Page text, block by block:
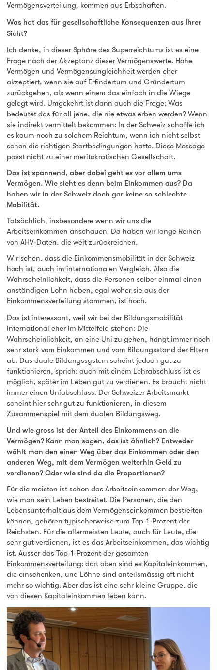
Vermögensverteilung, kommen aus Erbschaften.
Was hat das für gesellschaftliche Konsequenzen aus Ihrer
Sicht?
Ich denke, in dieser Sphäre des Superreichtums ist es eine
Frage nach der Akzeptanz dieser Vermögenswerte. Hohe
Vermögen und Vermögensungleichheit werden eher
akzeptiert, wenn sie auf Erfindertum und Gründertum
zurückgehen, als wenn einem das einfach in die Wiege
gelegt wird. Umgekehrt ist dann auch die Frage: Was
bedeutet das für all jene, die nie etwas erben werden? Wenn
sie indirekt vermittelt bekommen: In der Schweiz schaffe ich
es kaum noch zu solchem Reichtum, wenn ich nicht selbst
schon die richtigen Startbedingungen hatte. Diese Message
passt nicht zu einer meritokratischen Gesellschaft.
Das ist spannend, aber dabei geht es vor allem ums
Vermögen. Wie sieht es denn beim Einkommen aus? Da
haben wir in der Schweiz doch gar keine so schlechte
Mobilität.
Tatsächlich, insbesondere wenn wir uns die
Arbeitseinkommen anschauen. Da haben wir lange Reihen
von AHV-Daten, die weit zurückreichen.
Wir sehen, dass die Einkommensmobilität in der Schweiz
hoch ist, auch im internationalen Vergleich. Also die
Wahrscheinlichkeit, dass die Personen selber einmal einen
anständigen Lohn haben, egal woher sie aus der
Einkommensverteilung stammen, ist hoch.
Das ist interessant, weil wir bei der Bildungsmobilität
international eher im Mittelfeld stehen: Die
Wahrscheinlichkeit, an eine Uni zu gehen, hängt immer noch
sehr stark vom Einkommen und vom Bildungsstand der Eltern
ab. Das duale Bildungssystem scheint jedoch gut zu
funktionieren, sprich: auch mit einem Lehrabschluss ist es
möglich, später im Leben gut zu verdienen. Es braucht nicht
immer einen Uniabschluss. Der Schweizer Arbeitsmarkt
scheint hier sehr gut zu funktionieren, in diesem
Zusammenspiel mit dem dualen Bildungsweg.
Und wie gross ist der Anteil des Einkommens an die
Vermögen? Kann man sagen, das ist ähnlich? Entweder
wählt man den einen Weg über das Einkommen oder den
anderen Weg, mit dem Vermögen weiterhin Geld zu
verdienen? Oder wie sind da die Proportionen?
Für die meisten ist schon das Arbeitseinkommen der Weg,
wie man sein Leben bestreitet. Die Personen, die den
Lebensunterhalt aus dem Vermögenseinkommen bestreiten
können, gehören typischerweise zum Top-1-Prozent der
Reichsten. Für die allermeisten Leute, auch für Leute, die
sehr gut verdienen, ist es das Arbeitseinkommen, das wichtig
ist. Ausser das Top-1-Prozent der gesamten
Einkommensverteilung: dort oben sind es Kapitaleinkommen,
die einschenken, und Löhne sind anteilsmässig oft nicht
mehr so wichtig. Aber das ist eine sehr kleine Gruppe, die
von diesen Kapitaleinkommen leben kann.